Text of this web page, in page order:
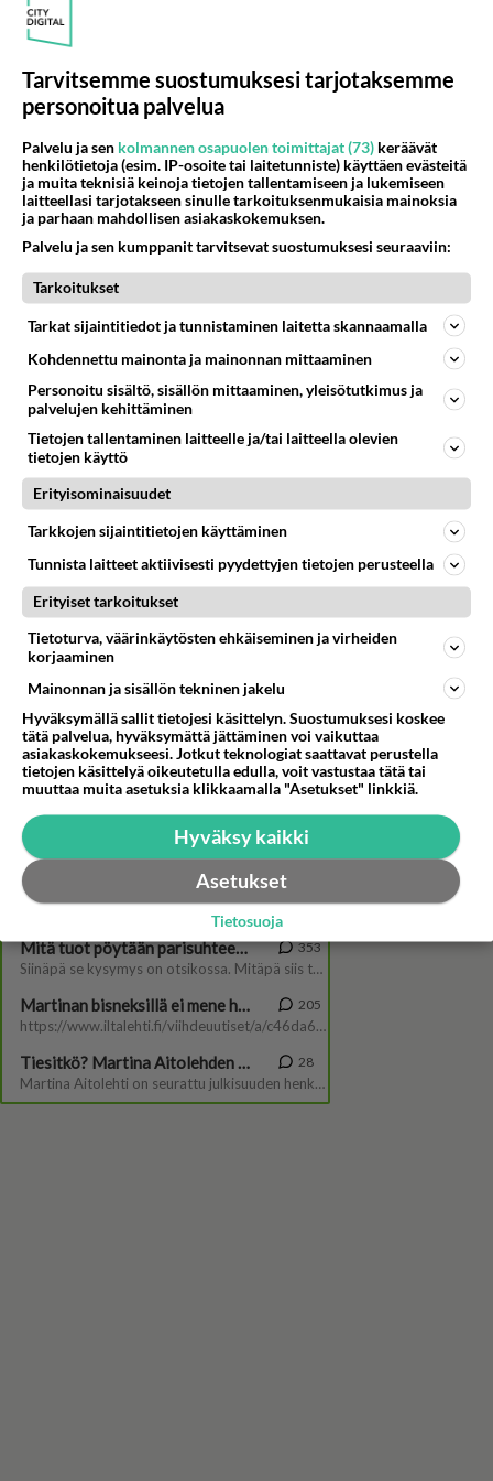
Tyyligurut: Miami Vice -
Kengät ilman sukkia! Reiskat
silmillä! Puvun alla vain t-
paita!
PARAS LEFFA IKINÄ
Ex-missi ja juontaja Lola
Odusoga joutui pinteeseen:
"Voi kamala, siis nää on mulle
vaikeimpia..."
Tarvitsemme suostumuksesi tarjotaksemme
personoitua palvelua
Palvelu ja sen kolmannen osapuolen toimittajat (73) keräävät
henkilötietoja (esim. IP-osoite tai laitetunniste) käyttäen evästeitä
ja muita teknisiä keinoja tietojen tallentamiseen ja lukemiseen
laitteellasi tarjotakseen sinulle tarkoituksenmukaisia mainoksia
ja parhaan mahdollisen asiakaskokemuksen.
Palvelu ja sen kumppanit tarvitsevat suostumuksesi seuraaviin:
Tarkoitukset
Tarkat sijaintitiedot ja tunnistaminen laitetta skannaamalla
Kohdennettu mainonta ja mainonnan mittaaminen
Personoitu sisältö, sisällön mittaaminen, yleisötutkimus ja
palvelujen kehittäminen
Tietojen tallentaminen laitteelle ja/tai laitteella olevien
tietojen käyttö
Erityisominaisuudet
Tarkkojen sijaintitietojen käyttäminen
Tunnista laitteet aktiivisesti pyydettyjen tietojen perusteella
Erityiset tarkoitukset
Tietoturva, väärinkäytösten ehkäiseminen ja virheiden
korjaaminen
Mainonnan ja sisällön tekninen jakelu
Hyväksymällä sallit tietojesi käsittelyn. Suostumuksesi koskee
tätä palvelua, hyväksymättä jättäminen voi vaikuttaa
asiakaskokemukseesi. Jotkut teknologiat saattavat perustella
tietojen käsittelyä oikeutetulla edulla, voit vastustaa tätä tai
muuttaa muita asetuksia klikkaamalla "Asetukset" linkkiä.
Hyväksy kaikki
Asetukset
Tietosuoja